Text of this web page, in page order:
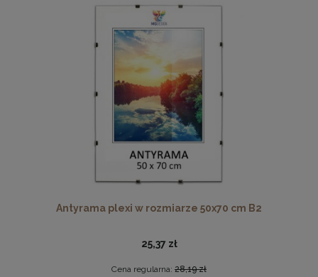
Drewniana, frezowana ramka na zdjęcia, plakaty, obrazy w
28,99 zł
DO KOSZYKA
66,97 zł
Cena regularna:
Najniższa cena:
DO KOSZYKA
Antyrama plexi w rozmiarze 50x70 cm B2
25,37 zł
Cena regularna: 28,19 zł